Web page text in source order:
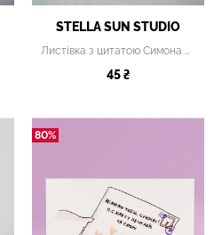
STELLA SUN STUDIO
Листівка з цитатою Симона Петлюри
45 ₴
80%